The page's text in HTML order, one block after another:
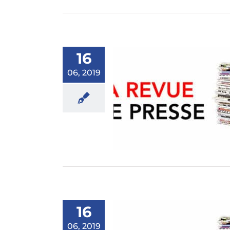
16
06, 2019
sur place ou à emporter
16
06, 2019